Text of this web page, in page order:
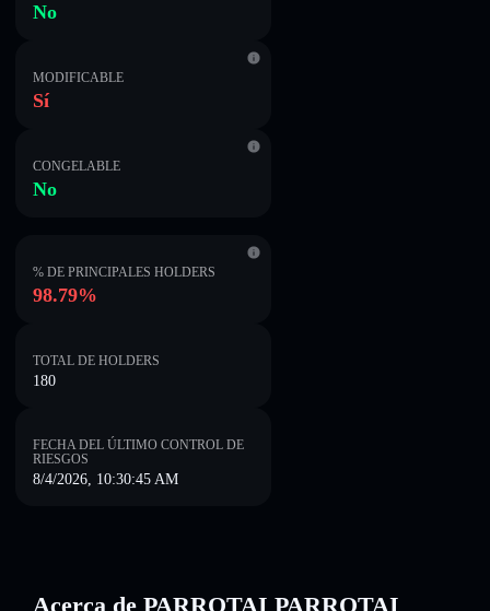
No
MODIFICABLE
Sí
CONGELABLE
No
% DE PRINCIPALES HOLDERS
98.79%
TOTAL DE HOLDERS
180
FECHA DEL ÚLTIMO CONTROL DE
RIESGOS
8/4/2026, 10:30:45 AM
Acerca de PARROTAI PARROTAI